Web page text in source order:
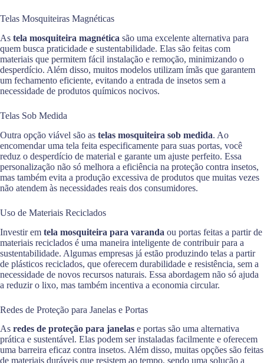
Telas Mosquiteiras Magnéticas
As tela mosquiteira magnética são uma excelente alternativa para
quem busca praticidade e sustentabilidade. Elas são feitas com
materiais que permitem fácil instalação e remoção, minimizando o
desperdício. Além disso, muitos modelos utilizam ímãs que garantem
um fechamento eficiente, evitando a entrada de insetos sem a
necessidade de produtos químicos nocivos.
Telas Sob Medida
Outra opção viável são as telas mosquiteira sob medida. Ao
encomendar uma tela feita especificamente para suas portas, você
reduz o desperdício de material e garante um ajuste perfeito. Essa
personalização não só melhora a eficiência na proteção contra insetos,
mas também evita a produção excessiva de produtos que muitas vezes
não atendem às necessidades reais dos consumidores.
Uso de Materiais Reciclados
Investir em tela mosquiteira para varanda ou portas feitas a partir de
materiais reciclados é uma maneira inteligente de contribuir para a
sustentabilidade. Algumas empresas já estão produzindo telas a partir
de plásticos reciclados, que oferecem durabilidade e resistência, sem a
necessidade de novos recursos naturais. Essa abordagem não só ajuda
a reduzir o lixo, mas também incentiva a economia circular.
Redes de Proteção para Janelas e Portas
As redes de proteção para janelas e portas são uma alternativa
prática e sustentável. Elas podem ser instaladas facilmente e oferecem
uma barreira eficaz contra insetos. Além disso, muitas opções são feitas
de materiais duráveis que resistem ao tempo, sendo uma solução a